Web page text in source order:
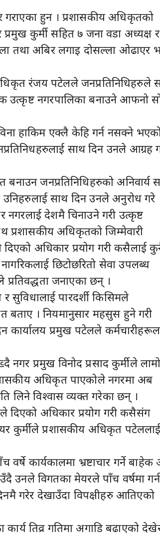
गराएका हुन । प्रशासकीय अधिकृतको
कुर्मी सहित ७ जना वडा अध्यक्ष र
तथा अबिर लगाइ दोसल्ला ओढाएर
रंजय पटेलले जनप्रतिनिधिहरुले
उत्कृष्ट नगरपालिका बनाउने आफनो
हाकिम एक्लै केहि गर्न नसक्ने
साथ दिन उनले आग्रह
बनाउन जनप्रतिनिधिहरुको अनिवार्य
साथ दिन उनले अनुरोध गरे
देशमै चिनाउने गरी उत्कृष्ट
प्रशासकीय अधिकृतको जिम्मेवारी
अधिकार प्रयोग गरी कसैलाई
छिटोछरितो सेवा उपलब्ध
जनाएका छन् ।
सुविधालाई पारदर्शी किसिमले
बताए । नियमानुसार महसुस हुने गरी
कार्यालय प्रमुख पटेलले
नगर प्रमुख विनोद प्रसाद कुर्मीले लामो
अधिकृत पाएकोले नगरमा अब
लिने विश्वास व्यक्त गरेका छन् ।
दिएको अधिकार प्रयोग गरी कसैसंग
कुर्मीले प्रशासकीय अधिकृत पटेललाई
कार्यकालमा भ्रष्टाचार गर्ने
उनले विगतका मेयरले पाँच वर्षमा गर्न
गरेर देखाउँदा विपक्षीहरु आतिएको
तिव्र गतिमा अगाडि बढाएको